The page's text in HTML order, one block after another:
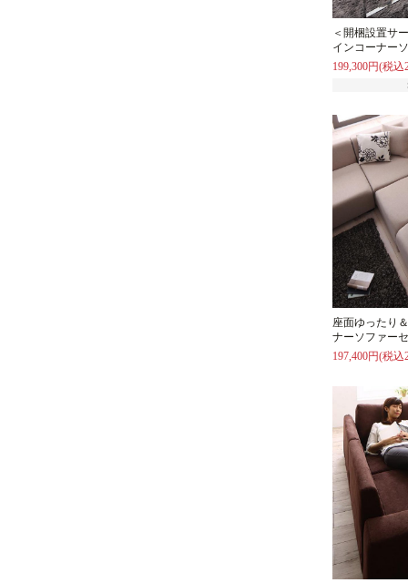
＜開梱設置サ
インコーナー
199,300円(税込
座面ゆったり
ナーソファー
197,400円(税込